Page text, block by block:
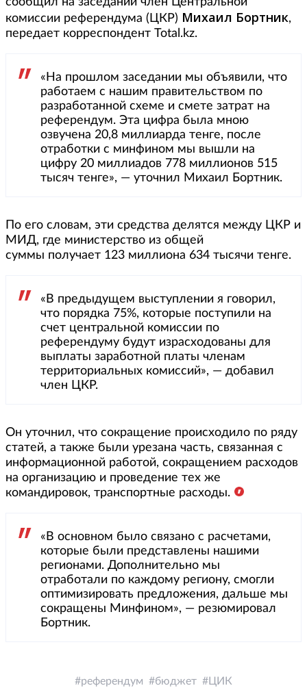
комиссии референдума (ЦКР) Михаил Бортник,
передает корреспондент Total.kz.
«На прошлом заседании мы объявили, что
работаем с нашим правительством по
разработанной схеме и смете затрат на
референдум. Эта цифра была мною
озвучена 20,8 миллиарда тенге, после
отработки с минфином мы вышли на
цифру 20 миллиадов 778 миллионов 515
тысяч тенге», — уточнил Михаил Бортник.
По его словам, эти средства делятся между ЦКР и
МИД, где министерство из общей
суммы получает 123 миллиона 634 тысячи тенге.
«В предыдущем выступлении я говорил,
что порядка 75%, которые поступили на
счет центральной комиссии по
референдуму будут израсходованы для
выплаты заработной платы членам
территориальных комиссий», — добавил
член ЦКР.
Он уточнил, что сокращение происходило по ряду
статей, а также были урезана часть, связанная с
информационной работой, сокращением расходов
на организацию и проведение тех же
командировок, транспортные расходы.
«В основном было связано с расчетами,
которые были представлены нашими
регионами. Дополнительно мы
отработали по каждому региону, смогли
оптимизировать предложения, дальше мы
сокращены Минфином», — резюмировал
Бортник.
референдум бюджет ЦИК